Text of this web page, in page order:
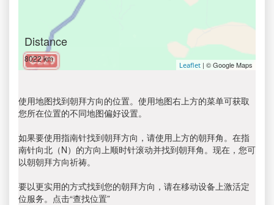
Distance
8022 km
Leaflet | © Google Maps
使用地图找到朝拜方向的位置。使用地图右上方的菜单可获取
您所在位置的不同地图偏好设置。
如果要使用指南针找到朝拜方向，请使用上方的朝拜角。在指
南针向北（N）的方向上顺时针滚动并找到朝拜角。现在，您可
以朝朝拜方向祈祷。
要以更实用的方式找到您的朝拜方向，请在移动设备上激活定
位服务。点击“查找位置”